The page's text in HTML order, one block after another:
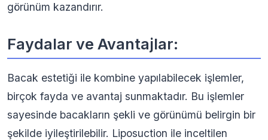
görünüm kazandırır.
Faydalar ve Avantajlar:
Bacak estetiği ile kombine yapılabilecek işlemler,
birçok fayda ve avantaj sunmaktadır. Bu işlemler
sayesinde bacakların şekli ve görünümü belirgin bir
şekilde iyileştirilebilir. Liposuction ile inceltilen